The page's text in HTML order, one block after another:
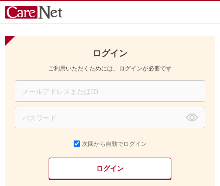
ログイン
ご利用いただくためには、ログインが必要です
次回から自動でログイン